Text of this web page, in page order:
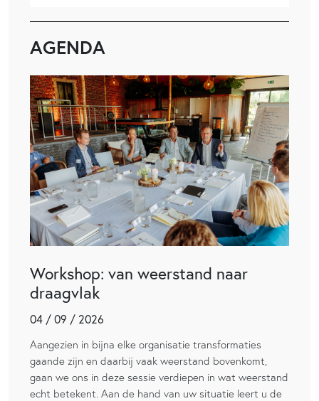
AGENDA
Workshop: van weerstand naar
draagvlak
04 / 09 / 2026
Aangezien in bijna elke organisatie transformaties
gaande zijn en daarbij vaak weerstand bovenkomt,
gaan we ons in deze sessie verdiepen in wat weerstand
echt betekent. Aan de hand van uw situatie leert u de